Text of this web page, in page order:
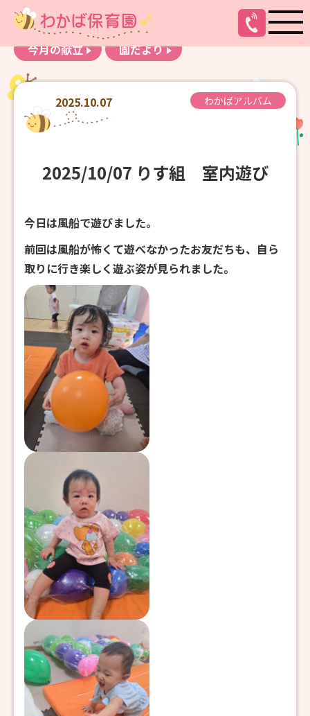
お知らせ
わかばアルバム
今月の献立
園だより
2025.10.07 わかばアルバム
2025/10/07 りす組 室内遊び
今日は風船で遊びました。
前回は風船が怖くて遊べなかったお友だちも、自ら
取りに行き楽しく遊ぶ姿が見られました。